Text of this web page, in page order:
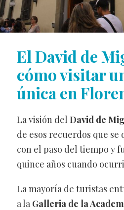
El David de
cómo visitar
única en
La visión del David de
de esos recuerdos que se
con el paso del tiempo y
quince años cuando
La mayoría de turistas
a la Galleria de la